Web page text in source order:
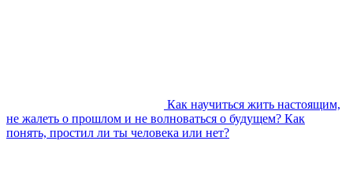
Как научиться жить настоящим,
не жалеть о прошлом и не волноваться о будущем? Как
понять, простил ли ты человека или нет?